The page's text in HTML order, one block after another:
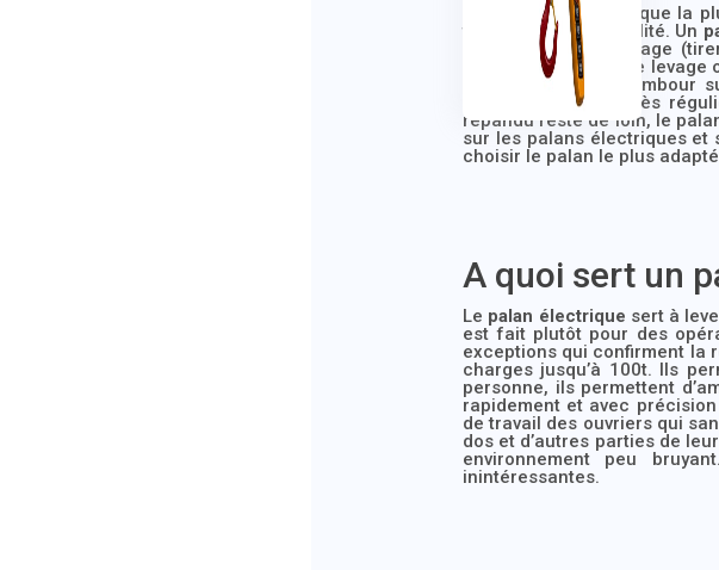
Contrairement à ce que la
toujours la même utilité. Un
de levage et de hallage
s’enroule un câble de
aussi équipé d’un
câble est enroulé très
répandu reste de loin, le
sur les palans électriques et
choisir le palan le plus
A quoi sert un
Le palan électrique sert à
est fait plutôt pour des
exceptions qui confirment la
charges jusqu’à 100t. Ils
personne, ils permettent
rapidement et avec
de travail des ouvriers qui
dos et d’autres parties de
environnement peu
inintéressantes.